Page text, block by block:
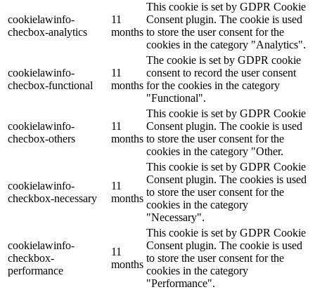
cookielawinfo-
checbox-analytics
11
months
This cookie is set by GDPR Cookie
Consent plugin. The cookie is used
to store the user consent for the
cookies in the category "Analytics".
cookielawinfo-
checbox-functional
11
months
The cookie is set by GDPR cookie
consent to record the user consent
for the cookies in the category
"Functional".
cookielawinfo-
checbox-others
11
months
This cookie is set by GDPR Cookie
Consent plugin. The cookie is used
to store the user consent for the
cookies in the category "Other.
cookielawinfo-
checkbox-necessary
11
months
This cookie is set by GDPR Cookie
Consent plugin. The cookies is used
to store the user consent for the
cookies in the category
"Necessary".
cookielawinfo-
checkbox-
performance
11
months
This cookie is set by GDPR Cookie
Consent plugin. The cookie is used
to store the user consent for the
cookies in the category
"Performance".